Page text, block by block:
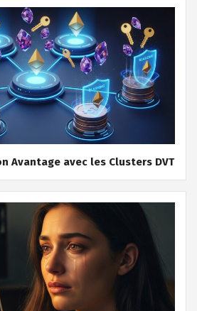
Avantage avec les Clusters DVT